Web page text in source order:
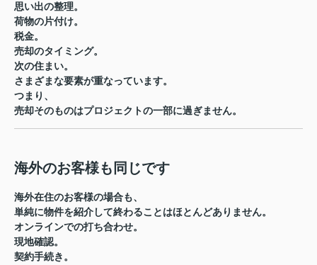
思い出の整理。
荷物の片付け。
税金。
売却のタイミング。
次の住まい。
さまざまな要素が重なっています。
つまり、
売却そのものはプロジェクトの一部に過ぎません。
海外のお客様も同じです
海外在住のお客様の場合も、
単純に物件を紹介して終わることはほとんどありません。
オンラインでの打ち合わせ。
現地確認。
契約手続き。